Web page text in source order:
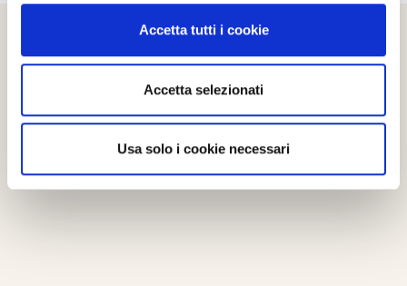
Accetta tutti i cookie
Accetta selezionati
Usa solo i cookie necessari